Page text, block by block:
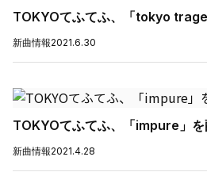
TOKYOてふてふ、「tokyo
新曲情報2021.6.30
TOKYOてふてふ、「impure」を
新曲情報2021.4.28